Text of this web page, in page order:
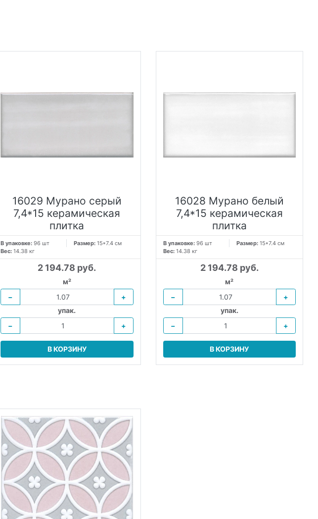
16029 Мурано серый
7,4*15 керамическая
плитка
В упаковке: 96 шт Размер:15*7.4 см
Вес: 14.38 кг
2 194.78 руб.
м²
−
+
упак.
−
+
В КОРЗИНУ
16028 Мурано белый
7,4*15 керамическая
плитка
В упаковке:96 шт Размер: 15*7.4 см
Вес: 14.38 кг
2 194.78 руб.
м²
−
+
упак.
−
+
В КОРЗИНУ